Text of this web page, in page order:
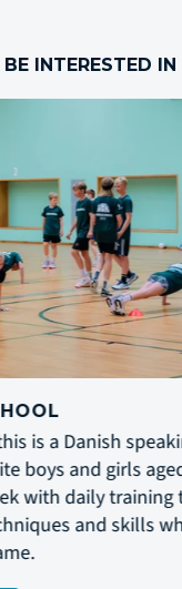
INTERESTED IN
event.
15
work on
having
FIT
The
the
and